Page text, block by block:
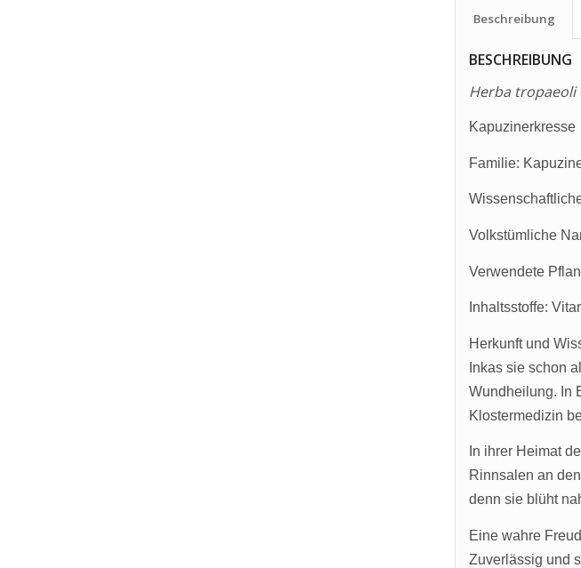
Beschreibung
BESCHREIBUNG
Herba tropaeoli
Kapuzinerkresse
Familie:
Volkstümliche
Verwendete
Inhaltsstoffe:
Herkunft und
Inkas sie schon
Wundheilung. In
Klostermedizin
In ihrer Heimat
Rinnsalen an
denn sie blüht
Eine wahre
Zuverlässig und